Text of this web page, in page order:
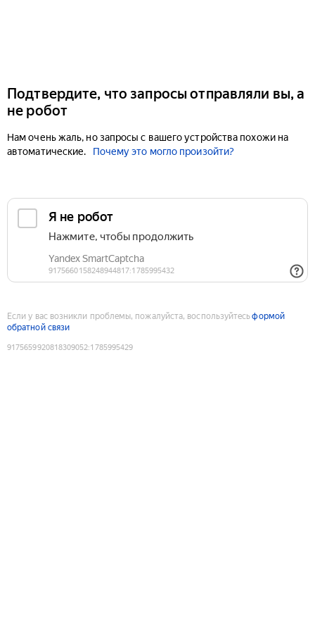
Подтвердите, что запросы отправляли вы, а
не робот
Нам очень жаль, но запросы с вашего устройства похожи на
автоматические.
Почему это могло произойти?
Если у вас возникли проблемы, пожалуйста, воспользуйтесьформой
обратной связи
9175659920818309052:1785995429